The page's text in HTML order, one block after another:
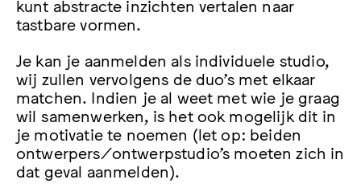
kunt abstracte inzichten vertalen naar
tastbare vormen.
Je kan je aanmelden als individuele studio,
wij zullen vervolgens de duo’s met elkaar
matchen. Indien je al weet met wie je graag
wil samenwerken, is het ook mogelijk dit in
je motivatie te noemen (let op: beiden
ontwerpers/ontwerpstudio’s moeten zich in
dat geval aanmelden).